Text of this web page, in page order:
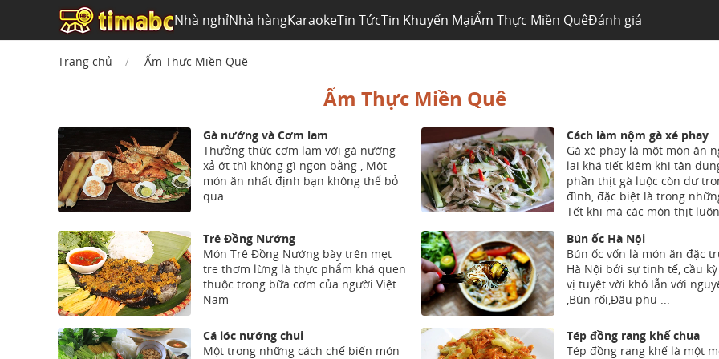
Nhà nghỉNhà hàngKaraokeTin TứcTin Khuyến MạiẨm Thực Miền QuêĐánh giá
Trang chủ Ẩm Thực Miền Quê
Ẩm Thực Miền Quê
Gà nướng và Cơm lam
Thưởng thức cơm lam với gà nướng
xả ớt thì không gì ngon bằng , Một
món ăn nhất định bạn không thể bỏ
qua
Cách làm nộm gà xé phay
Gà xé phay là một món ăn
lại khá tiết kiệm khi tận
phần thịt gà luộc còn dư
đình, đặc biệt là trong
Tết khi mà các món thịt
Trê Đồng Nướng
Món Trê Đồng Nướng bày trên mẹt
tre thơm lừng là thực phẩm khá quen
thuộc trong bữa cơm của người Việt
Nam
Bún ốc Hà Nội
Bún ốc vốn là món ăn đặc
Hà Nội bởi sự tinh tế, cầu
vị tuyệt vời khó lẫn với
,Bún rối,Đậu phụ ...
Cá lóc nướng chui
Một trong những cách chế biến món
Tép đồng rang khế chua
Tép đồng rang khế là một